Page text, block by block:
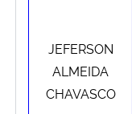
JEFERSON
ALMEIDA
CHAVASCO